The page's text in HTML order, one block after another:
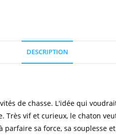
DESCRIPTION
de chasse. L'idée qui
vif et curieux, le chaton
sa force, sa souplesse